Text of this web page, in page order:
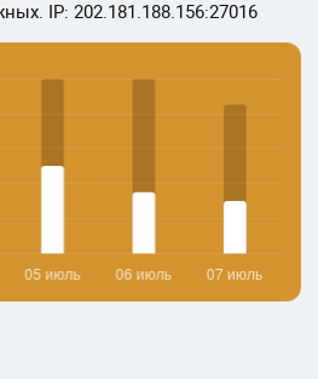
IP: 202.181.188.156:27016